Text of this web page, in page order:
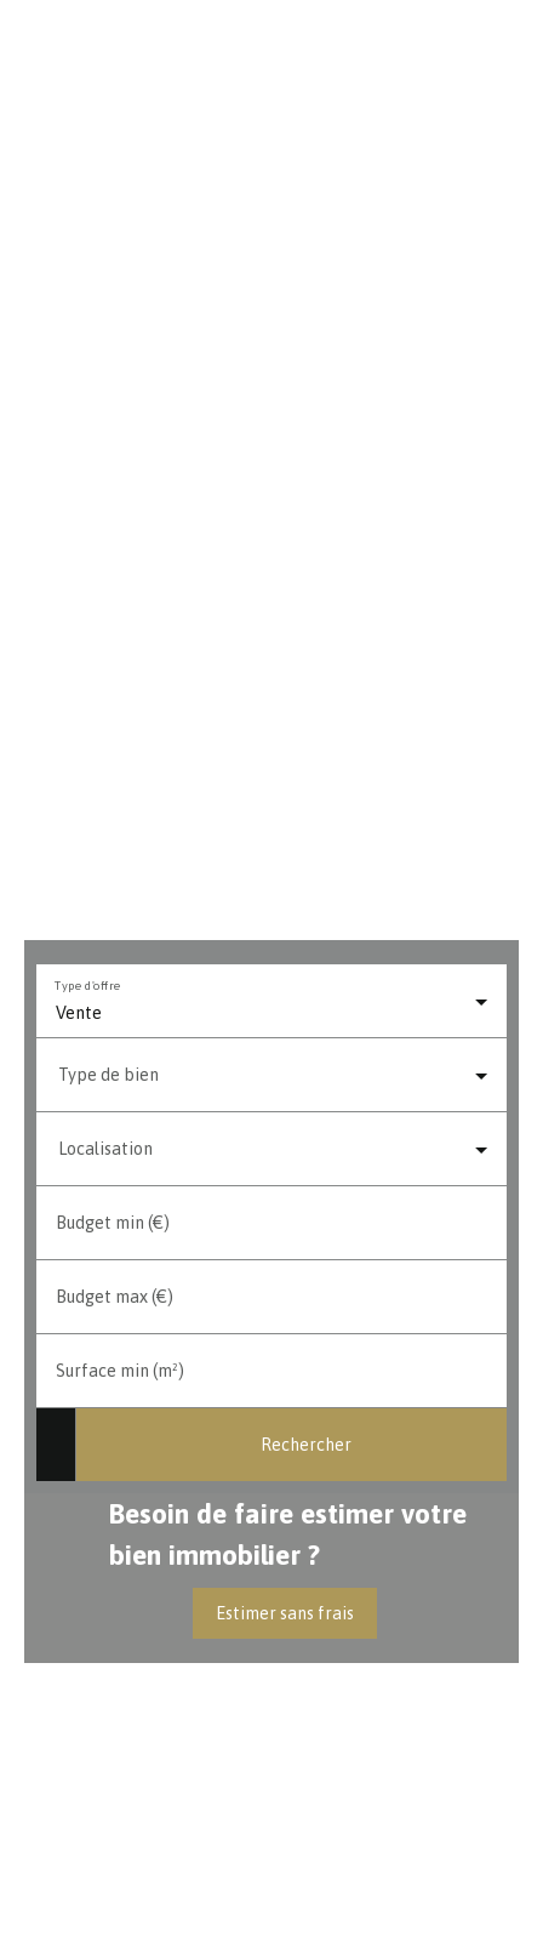
Vente
Type d'offre
Type de bien
Localisation
Budget min (€)
Budget max (€)
Surface min (m²)
Rechercher
Besoin de faire estimer votre
bien immobilier ?
Estimer sans frais